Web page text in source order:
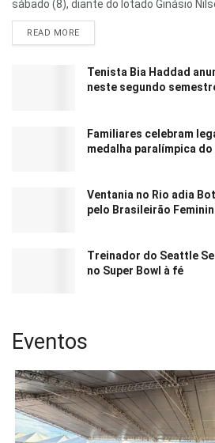
sábado (8), diante do lotado Ginásio
READ MORE
Tenista Bia Haddad
neste segundo
Familiares celebram
medalha paralímpica do
Ventania no Rio adia
pelo Brasileirão
Treinador do Seattle
no Super Bowl à fé
Eventos